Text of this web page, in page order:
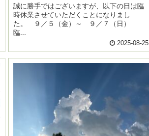
誠に勝手ではございますが、以下の日は臨
時休業させていただくことになりまし
た。 ９／５（金）～ ９／７（日）
臨...
2025-08-25